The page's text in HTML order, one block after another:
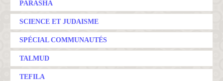
PARASHA
SCIENCE ET JUDAISME
SPÉCIAL COMMUNAUTÉS
TALMUD
TEFILA